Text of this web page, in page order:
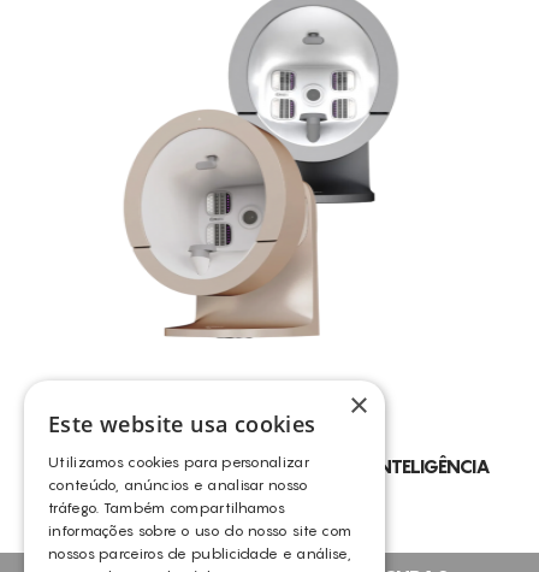
PRO A – DIAGNÓSTICO FACIAL COM INTELIGÊNCIA
ARTIFICAL
PRO A
×
Este website usa cookies
Utilizamos cookies para personalizar
conteúdo, anúncios e analisar nosso
tráfego. Também compartilhamos
informações sobre o uso do nosso site com
nossos parceiros de publicidade e análise,